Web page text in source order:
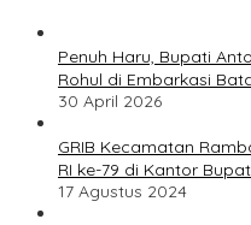
Penuh Haru, Bupati
Rohul di Embarkasi
30 April 2026
GRIB Kecamatan
RI ke-79 di Kantor
17 Agustus 2024